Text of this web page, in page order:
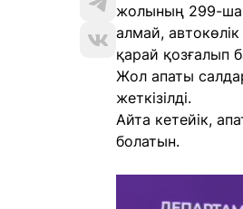
жолының 299-
алмай,
қарай қозғалып
Жол апаты
жеткізілді.
Айта кетейік,
болатын.